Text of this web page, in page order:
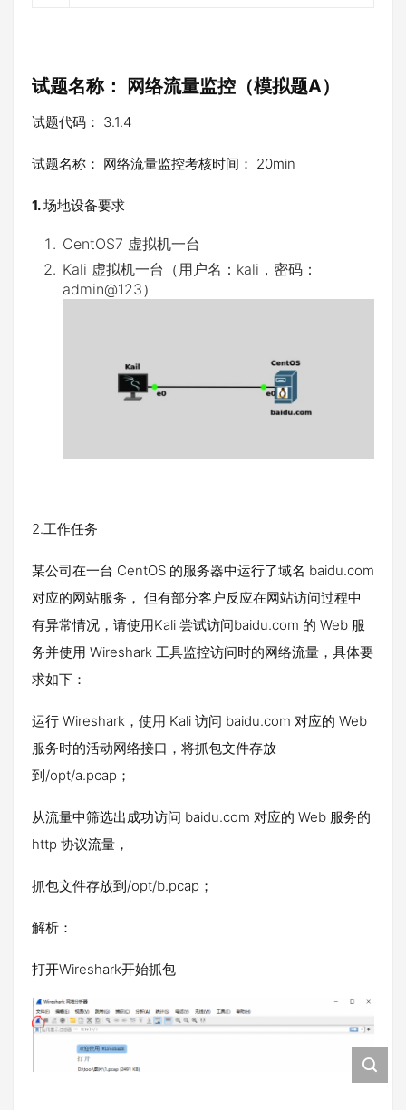
试题名称： 网络流量监控 （模拟题A）
试题代码： 3.1.4
试题名称： 网络流量监控考核时间： 20min
1.场地设备要求
CentOS7 虚拟机一台
Kali 虚拟机一台（用户名：kali，密码：
admin@123）
2.工作任务
某公司在一台 CentOS 的服务器中运行了域名 baidu.com
对应的网站服务， 但有部分客户反应在网站访问过程中
有异常情况，请使用Kali 尝试访问baidu.com 的 Web 服
务并使用 Wireshark 工具监控访问时的网络流量，具体要
求如下：
运行 Wireshark，使用 Kali 访问 baidu.com 对应的 Web
服务时的活动网络接口，将抓包文件存放
到/opt/a.pcap；
从流量中筛选出成功访问 baidu.com 对应的 Web 服务的
http 协议流量，
抓包文件存放到/opt/b.pcap；
解析：
打开Wireshark开始抓包